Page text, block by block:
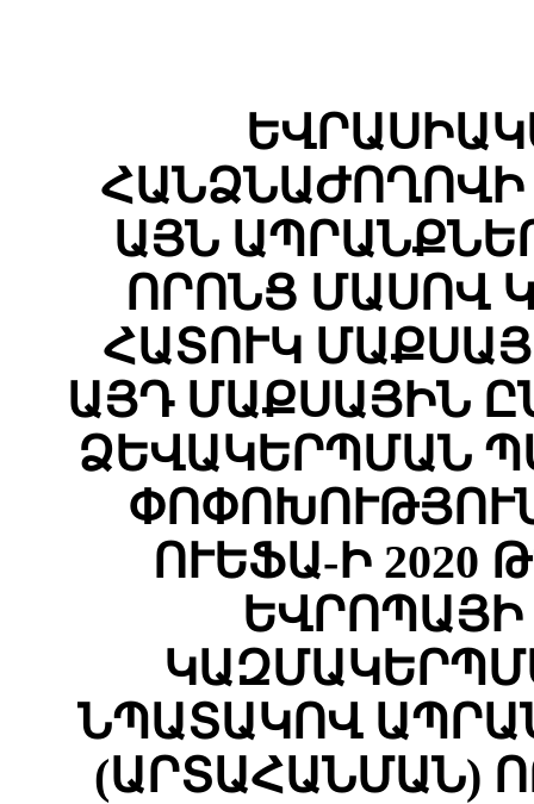
ԱՅՆ
ՈՐՈՆՑ ՄԱՍՈՎ
ՀԱՏՈՒԿ
ԱՅԴ ՄԱՔՍԱՅԻՆ
ՁԵՎԱԿԵՐՊՄԱՆ
ՈՒԵՖԱ-Ի 2020
ՆՊԱՏԱԿՈՎ
(ԱՐՏԱՀԱՆՄԱՆ)